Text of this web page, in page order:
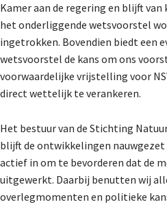
Kamer aan de regering en blijft
het onderliggende wetsvoorstel
ingetrokken. Bovendien biedt een
wetsvoorstel de kans om ons
voorwaardelijke vrijstelling voor
direct wettelijk te verankeren.
Het bestuur van de Stichting
blijft de ontwikkelingen nauwgezet
actief in om te bevorderen dat de
uitgewerkt. Daarbij benutten wij
overlegmomenten en politieke